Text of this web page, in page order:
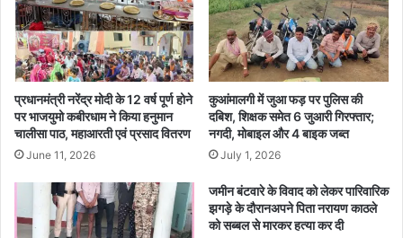
प्रधानमंत्री नरेंद्र मोदी के 12 वर्ष पूर्ण होने
पर भाजयुमो कबीरधाम ने किया हनुमान
चालीसा पाठ, महाआरती एवं प्रसाद वितरण
June 11, 2026
कुआंमालगी में जुआ फड़ पर पुलिस की
दबिश, शिक्षक समेत 6 जुआरी गिरफ्तार;
नगदी, मोबाइल और 4 बाइक जब्त
July 1, 2026
जमीन बंटवारे के विवाद को लेकर पारिवारिक
झगड़े के दौरानअपने पिता नरायण काठले
को सब्बल से मारकर हत्या कर दी